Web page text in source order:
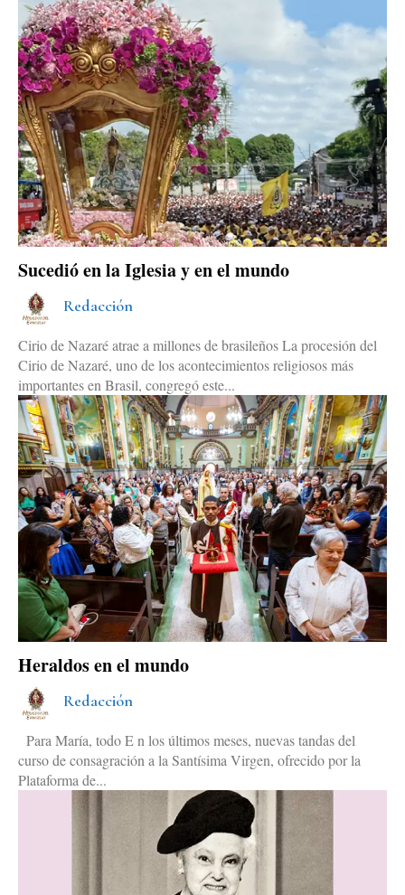
Sucedió en la Iglesia y en el mundo
Redacción
Cirio de Nazaré atrae a millones de brasileños La procesión del
Cirio de Nazaré, uno de los acontecimientos religiosos más
importantes en Brasil, congregó este...
Heraldos en el mundo
Redacción
Para María, todo E n los últimos meses, nuevas tandas del
curso de consagración a la Santísima Virgen, ofrecido por la
Plataforma de...